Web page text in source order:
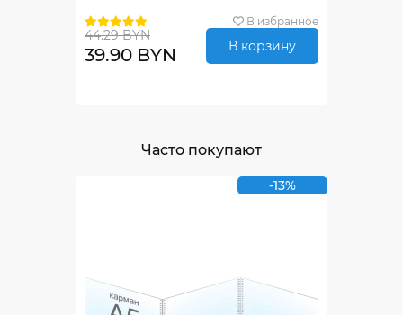
В избранное
44.29 BYN
39.90 BYN В корзину
Часто покупают
-13%